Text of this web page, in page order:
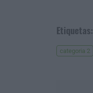
Etiquetas:
categoria 2